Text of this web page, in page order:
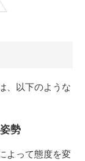
、以下のような
勢
よって態度を変